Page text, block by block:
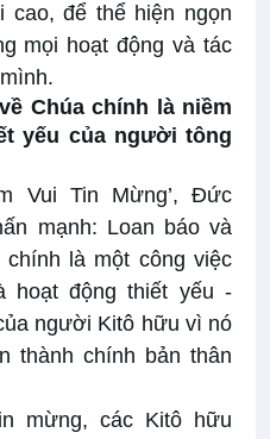
cao, để thể hiện ngọn
mọi hoạt động và tác
Chúa chính là niềm
yếu của người tông
Vui Tin Mừng’, Đức
mạnh: Loan báo và
là một công việc
hoạt động thiết yếu -
người Kitô hữu vì nó
thành chính bản thân
mừng, các Kitô hữu